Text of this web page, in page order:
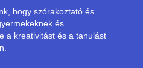
hogy szórakoztató és
és
a kreativitást és a tanulást